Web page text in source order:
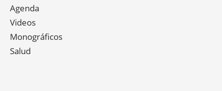
Agenda
Videos
Monográficos
Salud